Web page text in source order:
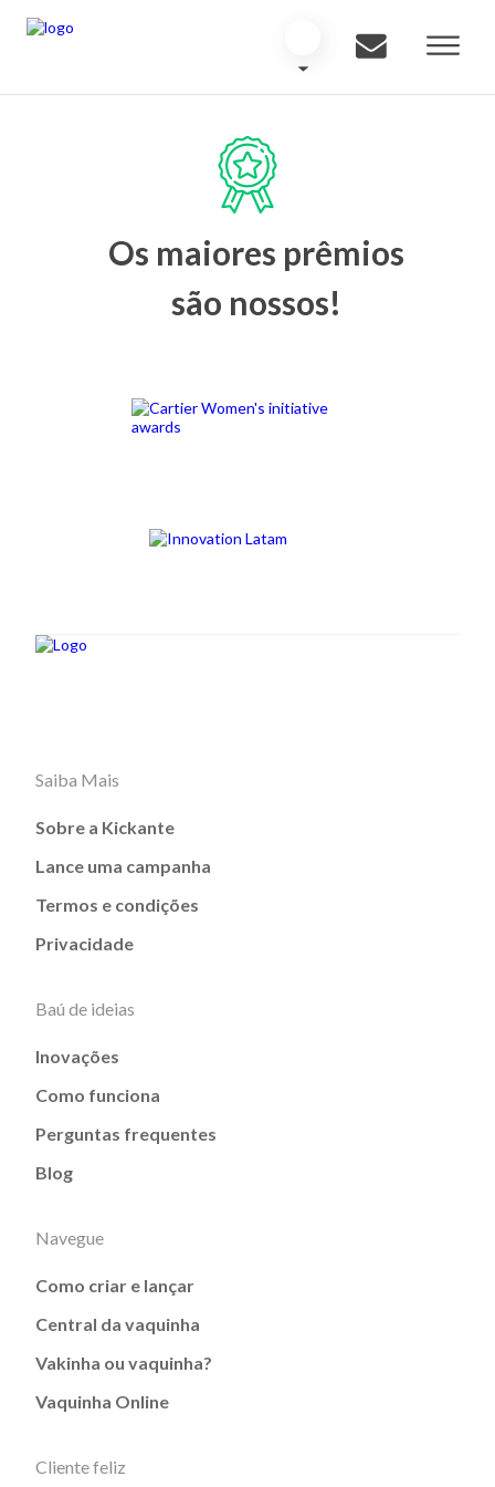
Os maiores prêmios
são nossos!
Saiba Mais
Sobre a Kickante
Lance uma campanha
Termos e condições
Privacidade
Baú de ideias
Inovações
Como funciona
Perguntas frequentes
Blog
Navegue
Como criar e lançar
Central da vaquinha
Vakinha ou vaquinha?
Vaquinha Online
Cliente feliz